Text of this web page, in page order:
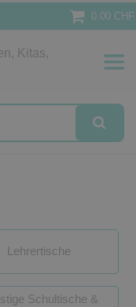
0.00 CHF
Kitas,
Lehrertische
Schultische &